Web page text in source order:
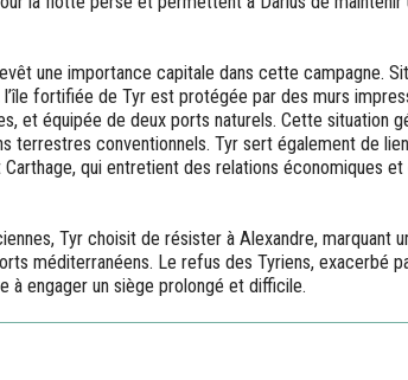
une importance capitale dans cette campagne.
fortifiée de Tyr est protégée par des murs
et équipée de deux ports naturels. Cette situation
terrestres conventionnels. Tyr sert également de
qui entretient des relations économiques
Tyr choisit de résister à Alexandre, marquant
méditerranéens. Le refus des Tyriens, exacerbé
à engager un siège prolongé et difficile.